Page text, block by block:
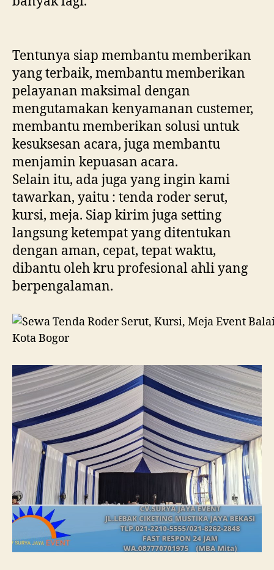
Tentunya siap membantu memberikan
yang terbaik, membantu memberikan
pelayanan maksimal dengan
mengutamakan kenyamanan custemer,
membantu memberikan solusi untuk
kesuksesan acara, juga membantu
menjamin kepuasan acara.
Selain itu, ada juga yang ingin kami
tawarkan, yaitu : tenda roder serut,
kursi, meja. Siap kirim juga setting
langsung ketempat yang ditentukan
dengan aman, cepat, tepat waktu,
dibantu oleh kru profesional ahli yang
berpengalaman.